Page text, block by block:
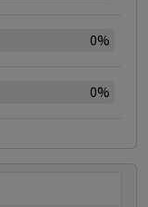
0%
0%